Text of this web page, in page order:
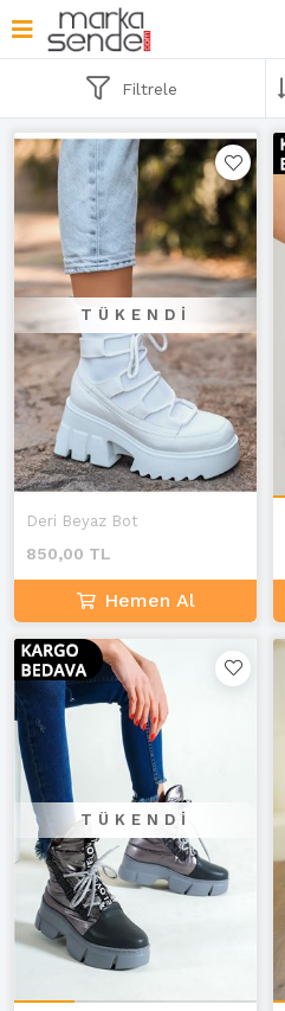
Filtrele
TÜKENDI
Deri Beyaz Bot
850,00 TL
Hemen Al
TÜKENDI